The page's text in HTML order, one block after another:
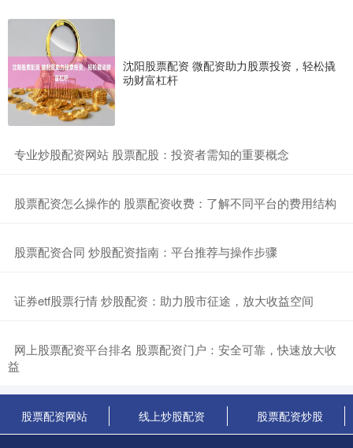
沈阳股票配资 微配资助力股票投资，轻松撬
动财富杠杆
​专业炒股配资网站 股票配股：投资者需知的重要概念
​股票配资怎么操作的 股票配资收费：了解不同平台的费用结构
​股票配资合同 炒股配资指南：平台推荐与操作步骤
​证券etf股票行情 炒股配资：助力股市征途，放大收益空间
​网上股票配资平台排名 股票配资门户：安全可靠，快速放大收
益
股票配资网站 线上炒股配资 股票配资炒股